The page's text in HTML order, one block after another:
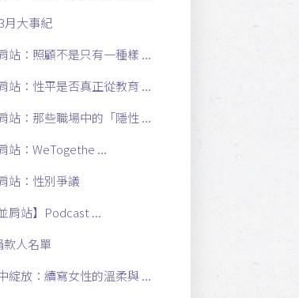
月大事紀
站：照顧不是只有一種樣 ...
站：性平是否真正從教育 ...
站：那些職場中的「隱性 ...
站：WeTogethe ...
站：性別爭議
肩站】Podcast ...
款人名單
綻放：續寫女性的溫柔與 ...